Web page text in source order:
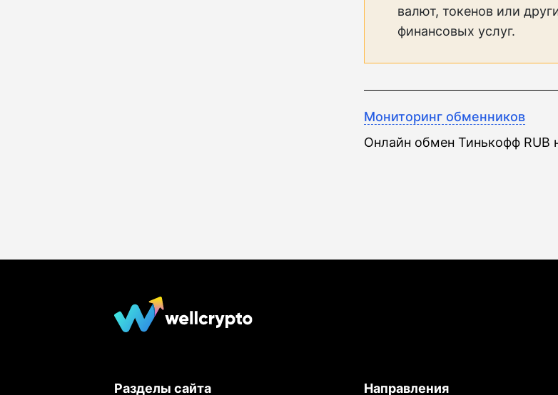
валют, токенов или
финансовых услуг.
Мониторинг обменников
Онлайн обмен Тинькофф RUB
Разделы сайта Направления